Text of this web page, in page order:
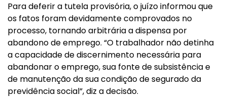
Para deferir a tutela provisória, o juízo informou que
os fatos foram devidamente comprovados no
processo, tornando arbitrária a dispensa por
abandono de emprego. “O trabalhador não detinha
a capacidade de discernimento necessária para
abandonar o emprego, sua fonte de subsistência e
de manutenção da sua condição de segurado da
previdência social”, diz a decisão.